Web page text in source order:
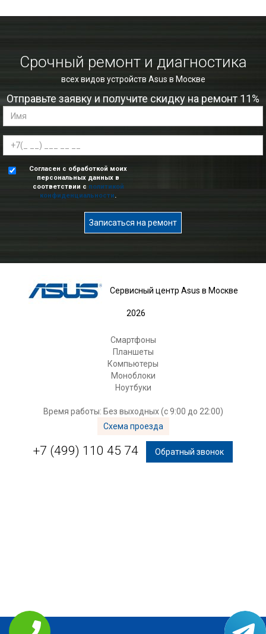
Срочный ремонт и диагностика
всех видов устройств Asus в Москве
Отправьте заявку и получите скидку на ремонт 11%
Согласен с обработкой моих
персональных данных в
соответствии с политикой
конфиденциальности.
Записаться на ремонт
Сервисный центр Asus в Москве
2026
Смартфоны
Планшеты
Компьютеры
Моноблоки
Ноутбуки
Время работы: Без выходных (с 9:00 до 22:00)
Схема проезда
+7 (499) 110 45 74 Обратный звонок